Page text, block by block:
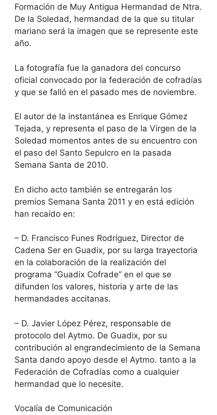
Formación de Muy Antigua Hermandad de Ntra.
De la Soledad, hermandad de la que su titular
mariano será la imagen que se represente este
año.
La fotografía fue la ganadora del concurso
oficial convocado por la federación de cofradías
y que se falló en el pasado mes de noviembre.
El autor de la instantánea es Enrique Gómez
Tejada, y representa el paso de la Virgen de la
Soledad momentos antes de su encuentro con
el paso del Santo Sepulcro en la pasada
Semana Santa de 2010.
En dicho acto también se entregarán los
premios Semana Santa 2011 y en está edición
han recaído en:
– D. Francisco Funes Rodríguez, Director de
Cadena Ser en Guadix, por su larga trayectoria
en la colaboración de la realización del
programa “Guadix Cofrade” en el que se
difunden los valores, historia y arte de las
hermandades accitanas.
– D. Javier López Pérez, responsable de
protocolo del Aytmo. De Guadix, por su
contribución al engrandecimiento de la Semana
Santa dando apoyo desde el Aytmo. tanto a la
Federación de Cofradías como a cualquier
hermandad que lo necesite.
Vocalía de Comunicación